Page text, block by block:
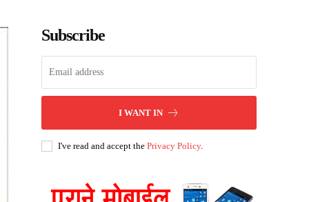
Subscribe
I WANT IN
I've read and accept thePrivacy Policy.